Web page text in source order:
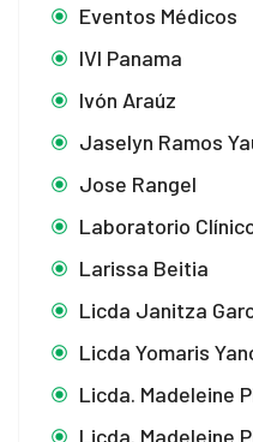
Eventos Médicos
IVI Panama
Ivón Araúz
Jaselyn Ramos
Jose Rangel
Laboratorio
Larissa Beitia
Licda Janitza
Licda Yomaris
Licda. Madeleine
Licda. Madeleine